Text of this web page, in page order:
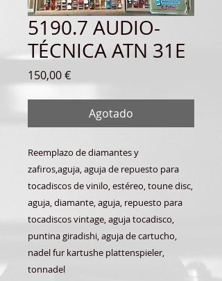
5190.7 AUDIO-
TÉCNICA ATN 31E
150,00 €Precio
Agotado
Reemplazo de diamantes y
zafiros,aguja, aguja de repuesto para
tocadiscos de vinilo, estéreo, toune disc,
aguja, diamante, aguja, repuesto para
tocadiscos vintage, aguja tocadisco,
puntina giradishi, aguja de cartucho,
nadel fur kartushe plattenspieler,
tonnadel